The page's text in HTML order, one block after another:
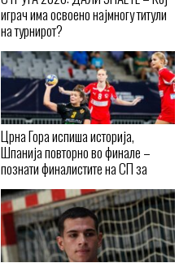
играч има освоено најмногу титули
на турнирот?
Црна Гора испиша историја,
Шпанија повторно во финале –
познати финалистите на СП за
кадетки